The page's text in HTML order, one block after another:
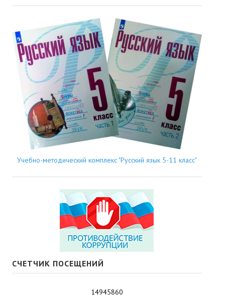
Учебно-методический комплекс "Русский язык 5-11 класс"
СЧЕТЧИК ПОСЕЩЕНИЙ
14945860